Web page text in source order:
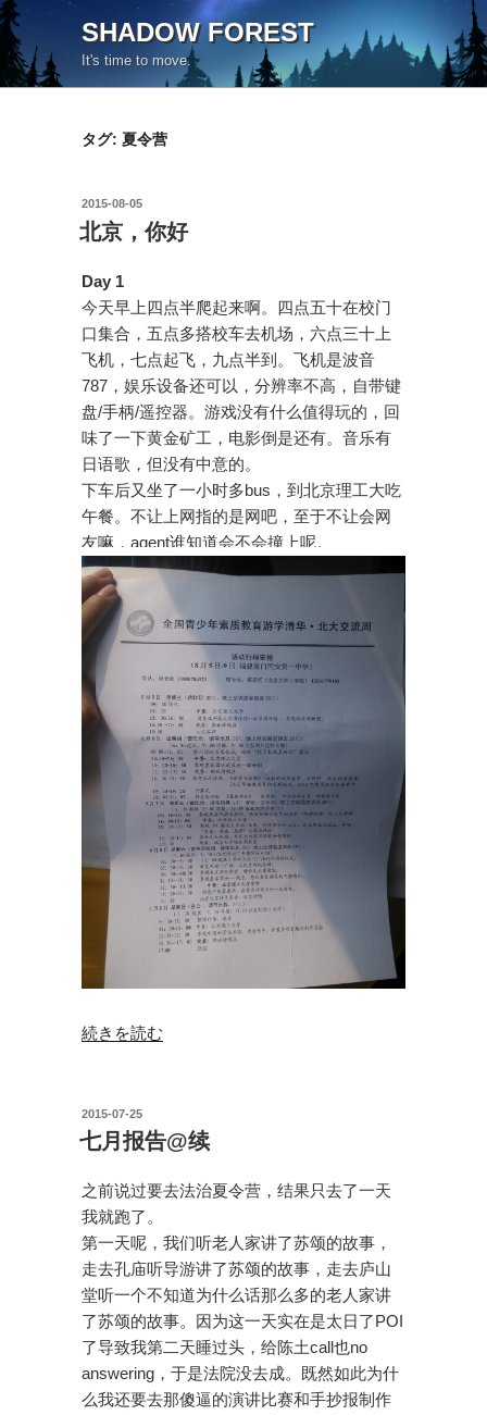
コ
ン
テ
ン
SHADOW FOREST
It's time to move.
タグ: 夏令营
投
稿
日:
2015-08-05
北京，你好
Day 1
今天早上四点半爬起来啊。四点五十在校门
口集合，五点多搭校车去机场，六点三十上
飞机，七点起飞，九点半到。飞机是波音
787，娱乐设备还可以，分辨率不高，自带键
盘/手柄/遥控器。游戏没有什么值得玩的，回
味了一下黄金矿工，电影倒是还有。音乐有
日语歌，但没有中意的。
下车后又坐了一小时多bus，到北京理工大吃
午餐。不让上网指的是网吧，至于不让会网
友嘛，agent谁知道会不会撞上呢。
“北
好”
の
続きを読む
投
稿
日:
2015-07-25
七月报告@续
之前说过要去法治夏令营，结果只去了一天
我就跑了。
第一天呢，我们听老人家讲了苏颂的故事，
走去孔庙听导游讲了苏颂的故事，走去庐山
堂听一个不知道为什么话那么多的老人家讲
了苏颂的故事。因为这一天实在是太日了POI
了导致我第二天睡过头，给陈土call也no
answering，于是法院没去成。既然如此为什
么我还要去那傻逼的演讲比赛和手抄报制作